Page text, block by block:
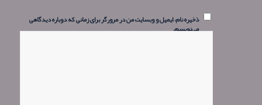
ذخیره نام، ایمیل و وبسایت من در مرورگر برای زمانی که دوباره دیدگاهی
می‌نویسم.